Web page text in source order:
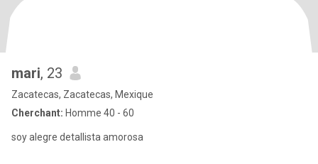
mari, 23
Zacatecas, Zacatecas, Mexique
Cherchant: Homme 40 - 60
soy alegre detallista amorosa